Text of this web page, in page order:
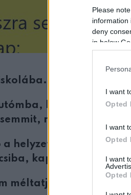
Please
information
deny
in below
I want
Opted
I want
Opted
I want
Opted
Megáll
kapsz egy
megy tovább.
helyzet:
kapsz két százast
méltatja.